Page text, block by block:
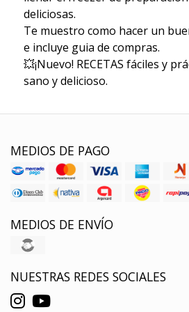
deliciosas.
Te muestro como hacer un
e incluye guia de compras.
💥¡Nuevo! RECETAS fáciles y
sano y delicioso.
MEDIOS DE PAGO
MEDIOS DE ENVÍO
NUESTRAS REDES SOCIALES